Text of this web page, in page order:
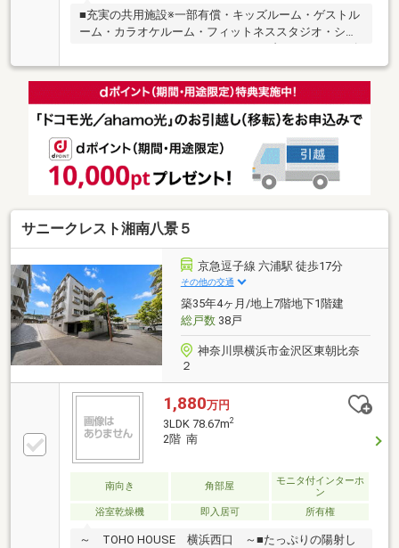
■充実の共用施設※一部有償・キッズルーム・ゲストル
ーム・カラオケルーム・フィットネススタジオ・シア
タールーム・スカイラウンジ＆ライブラリー・ヒルズ
カフェ＆コンビニショップ・コンシェルジュサービ
ス・家庭菜園用貸しスペース等■ペット飼育可能（別
途飼育細則有）■オール電化マンション
サニークレスト湘南八景５
京急逗子線 六浦駅 徒歩17分
その他の交通
築35年4ヶ月/地上7階地下1階建
総戸数38戸
神奈川県横浜市金沢区東朝比奈
２
1,880万円
3LDK 78.67m2
2階 南
南向き 角部屋
モニタ付インターホ
ン
浴室乾燥機
即入居可 所有権
～ TOHO HOUSE 横浜西口 ～■たっぷりの陽射し